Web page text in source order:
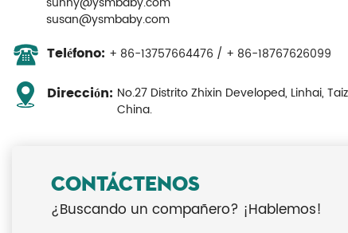
susan@ysmbaby.com
Teléfono: + 86-13757664476 / + 86-18767626099
Dirección: No.27 Distrito Zhixin Developed, Linhai,
China.
CONTÁCTENOS
¿Buscando un compañero? ¡Hablemos!